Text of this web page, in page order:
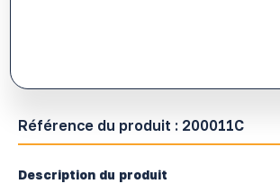
Référence du produit : 200011C
Description du produit